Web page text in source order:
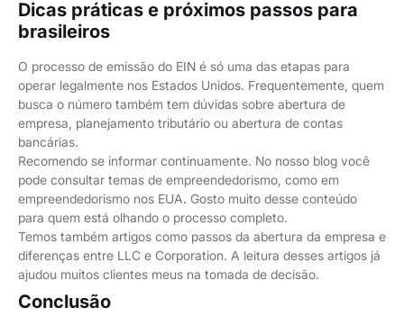
Dicas práticas e próximos passos para
brasileiros
O processo de emissão do EIN é só uma das etapas para
operar legalmente nos Estados Unidos. Frequentemente, quem
busca o número também tem dúvidas sobre abertura de
empresa, planejamento tributário ou abertura de contas
bancárias.
Recomendo se informar continuamente. No nosso blog você
pode consultar temas de empreendedorismo, como em
empreendedorismo nos EUA. Gosto muito desse conteúdo
para quem está olhando o processo completo.
Temos também artigos como passos da abertura da empresa e
diferenças entre LLC e Corporation. A leitura desses artigos já
ajudou muitos clientes meus na tomada de decisão.
Conclusão